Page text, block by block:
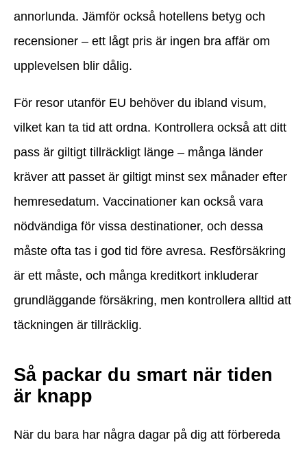
annorlunda. Jämför också hotellens betyg och
recensioner – ett lågt pris är ingen bra affär om
upplevelsen blir dålig.
För resor utanför EU behöver du ibland visum,
vilket kan ta tid att ordna. Kontrollera också att ditt
pass är giltigt tillräckligt länge – många länder
kräver att passet är giltigt minst sex månader efter
hemresedatum. Vaccinationer kan också vara
nödvändiga för vissa destinationer, och dessa
måste ofta tas i god tid före avresa. Resförsäkring
är ett måste, och många kreditkort inkluderar
grundläggande försäkring, men kontrollera alltid att
täckningen är tillräcklig.
Så packar du smart när tiden
är knapp
När du bara har några dagar på dig att förbereda